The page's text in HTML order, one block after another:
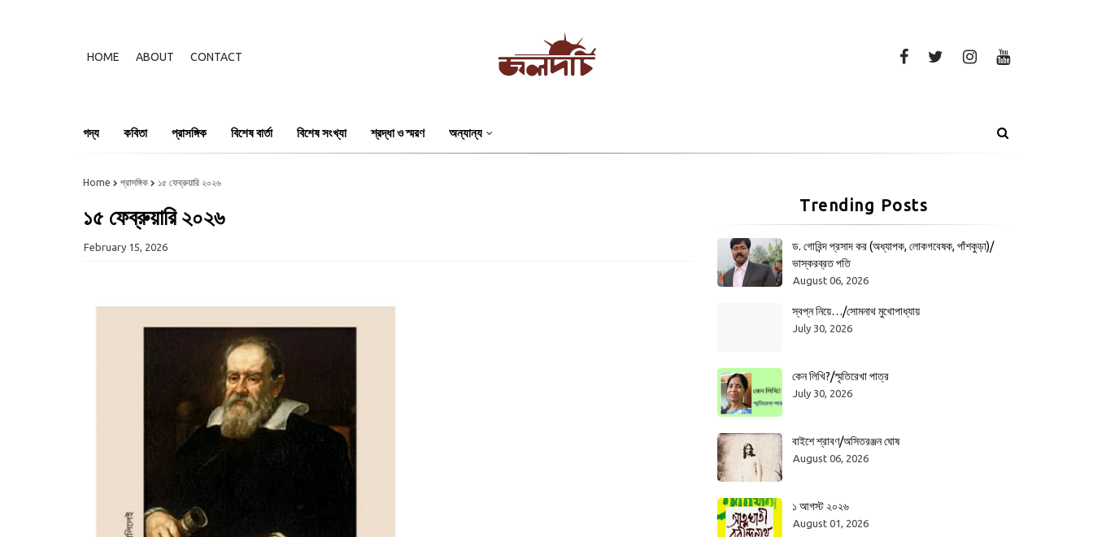
HOME ABOUT CONTACT
গদ্য কবিতা প্রাসঙ্গিক বিশেষ বার্তা বিশেষ সংখ্যা শ্রদ্ধা ও স্মরণ অন্যান্য
Home প্রাসঙ্গিক ১৫ ফেব্রুয়ারি ২০২৬
১৫ ফেব্রুয়ারি ২০২৬
February 15, 2026
Trending Posts
ড. গোবিন্দ প্রসাদ কর (অধ্যাপক, লোকগবেষক, পাঁশকুড়া)/
ভাস্করব্রত পতি
August 06, 2026
স্বপ্ন নিয়ে…/সোমনাথ মুখোপাধ্যায়
July 30, 2026
কেন লিখি?/স্মৃতিরেখা পাত্র
July 30, 2026
বাইশে শ্রাবণ/অসিতরঞ্জন ঘোষ
August 06, 2026
১ আগস্ট ২০২৬
August 01, 2026